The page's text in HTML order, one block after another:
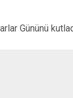
Gününü